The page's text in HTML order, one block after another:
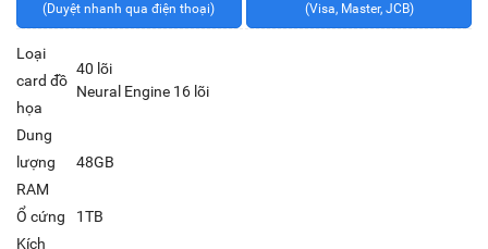
(Duyệt nhanh qua điện thoại)
(Visa, Master, JCB)
Loại
card đồ
họa
40 lõi
Neural Engine 16 lõi
Dung
lượng
RAM
48GB
Ổ cứng
1TB
Kích